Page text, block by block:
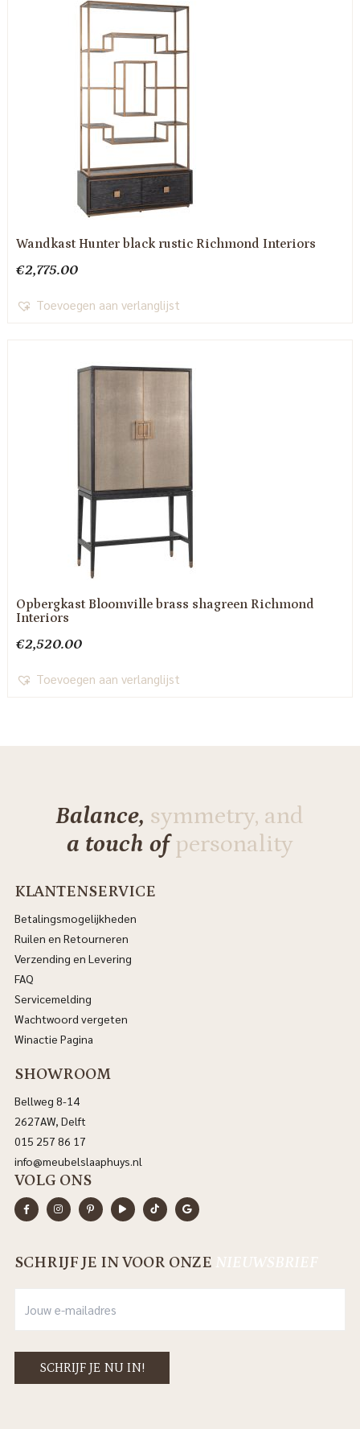
Wandkast Hunter black rustic Richmond Interiors
€2,775.00
Toevoegen aan verlanglijst
Opbergkast Bloomville brass shagreen Richmond
Interiors
€2,520.00
Toevoegen aan verlanglijst
Balance, symmetry, and
a touch ofpersonality
KLANTENSERVICE
Betalingsmogelijkheden
Ruilen en Retourneren
Verzending en Levering
FAQ
Servicemelding
Wachtwoord vergeten
Winactie Pagina
SHOWROOM
Bellweg 8-14
2627AW, Delft
015 257 86 17
info@meubelslaaphuys.nl
VOLG ONS
SCHRIJF JE IN VOOR ONZE NIEUWSBRIEF